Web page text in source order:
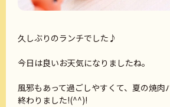
久しぶりのランチでした♪
今日は良いお天気になりましたね。
風邪もあって過ごしやすくて、夏の焼肉
終わりました!(^^)!